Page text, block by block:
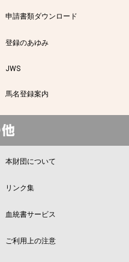
申請書類ダウンロード
登録のあゆみ
JWS
馬名登録案内
本財団について
リンク集
血統書サービス
ご利用上の注意